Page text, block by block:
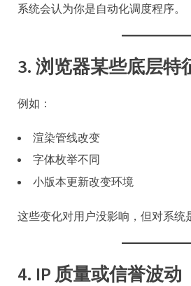
系统会认为你是自动化调度程序。
3. 浏览器某些底层特
例如：
渲染管线改变
字体枚举不同
小版本更新改变环境
这些变化对用户没影响，但对系统
4. IP 质量或信誉波动